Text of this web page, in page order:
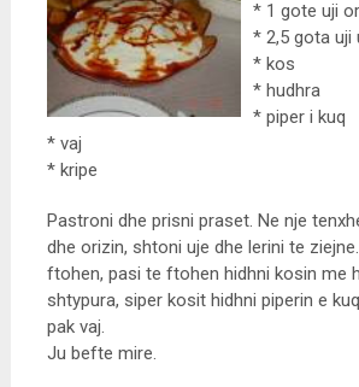
* 1 gote uji
* 2,5 gota uji
* kos
* hudhra
* piper i kuq
* vaj
* kripe
Pastroni dhe prisni praset. Ne nje
dhe orizin, shtoni uje dhe lerini te
ftohen, pasi te ftohen hidhni kosin me
shtypura, siper kosit hidhni piperin e
pak vaj.
Ju befte mire.